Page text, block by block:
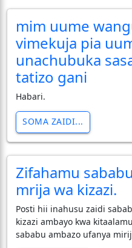
mim uume
vimekuja pia
unachubuka
tatizo gani
Habari.
SOMA ZAIDI...
Zifahamu
mrija wa kizazi.
Posti hii inahusu zaidi
kizazi ambayo kwa
sababu ambazo ufanya